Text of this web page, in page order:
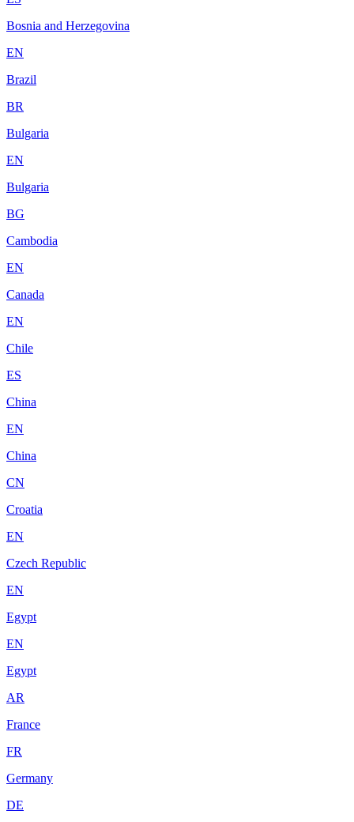
Bosnia and Herzegovina
EN
Brazil
BR
Bulgaria
EN
Bulgaria
BG
Cambodia
EN
Canada
EN
Chile
ES
China
EN
China
CN
Croatia
EN
Czech Republic
EN
Egypt
EN
Egypt
AR
France
FR
Germany
DE